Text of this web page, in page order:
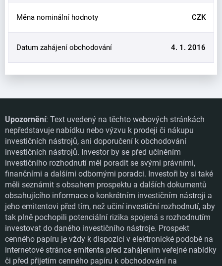
Měna nominální hodnoty CZK
Datum zahájení obchodování 4. 1. 2016
Upozornění: Text uvedený na těchto webových stránkách
nepředstavuje nabídku nebo výzvu k prodeji či nákupu
investičních nástrojů, ani doporučení k obchodování
investičních nástrojů. Investor by se před učiněním
investičního rozhodnutí měl poradit se svými právními,
finančními a dalšími odbornými poradci. Investoři by si také
měli seznámit s obsahem prospektu a dalších dokumentů
obsahujícího informace o konkrétním investičním nástroji a
jeho emitentovi před tím, než učiní investiční rozhodnutí, aby
tak plně pochopili potenciální rizika spojená s rozhodnutím
investovat do daného investičního nástroje. Prospekt
cenného papíru je vždy k dispozici v elektronické podobě na
internetové stránce emitenta před zahájením veřejné nabídky
či před přijetím cenného papíru k obchodování na